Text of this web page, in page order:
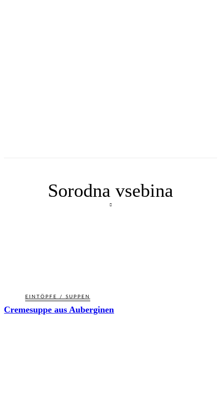
Sorodna vsebina
EINTÖPFE / SUPPEN
Cremesuppe aus Auberginen